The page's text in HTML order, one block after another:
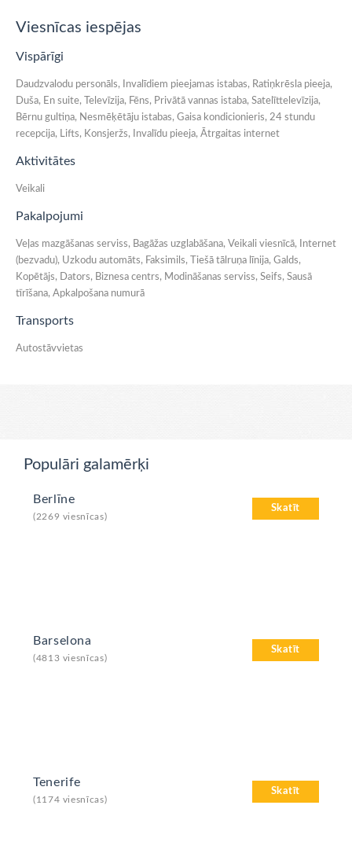
Viesnīcas iespējas
Vispārīgi
Daudzvalodu personāls, Invalīdiem pieejamas istabas, Ratiņkrēsla pieeja,
Duša, En suite, Televīzija, Fēns, Privātā vannas istaba, Satelīttelevīzija,
Bērnu gultiņa, Nesmēķētāju istabas, Gaisa kondicionieris, 24 stundu
recepcija, Lifts, Konsjeržs, Invalīdu pieeja, Ātrgaitas internet
Aktivitātes
Veikali
Pakalpojumi
Veļas mazgāšanas serviss, Bagāžas uzglabāšana, Veikali viesnīcā, Internet
(bezvadu), Uzkodu automāts, Faksimils, Tiešā tālruņa līnija, Galds,
Kopētājs, Dators, Biznesa centrs, Modināšanas serviss, Seifs, Sausā
tīrīšana, Apkalpošana numurā
Transports
Autostāvvietas
Populāri galamērķi
Skatīt
Berlīne
(2269 viesnīcas)
Skatīt
Barselona
(4813 viesnīcas)
Skatīt
Tenerife
(1174 viesnīcas)